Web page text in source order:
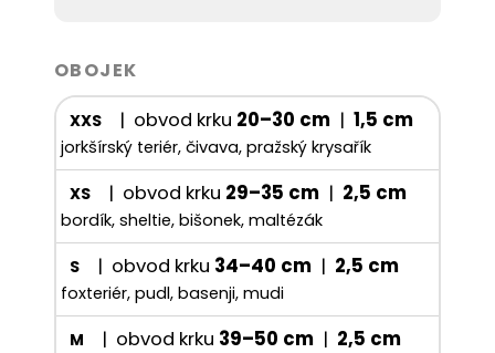
OBOJEK
XXS | obvod krku 20–30 cm| 1,5 cm
jorkšírský teriér, čivava, pražský krysařík
XS | obvod krku 29–35 cm| 2,5 cm
bordík, sheltie, bišonek, maltézák
S | obvod krku 34–40 cm| 2,5 cm
foxteriér, pudl, basenji, mudi
M | obvod krku 39–50 cm| 2,5 cm